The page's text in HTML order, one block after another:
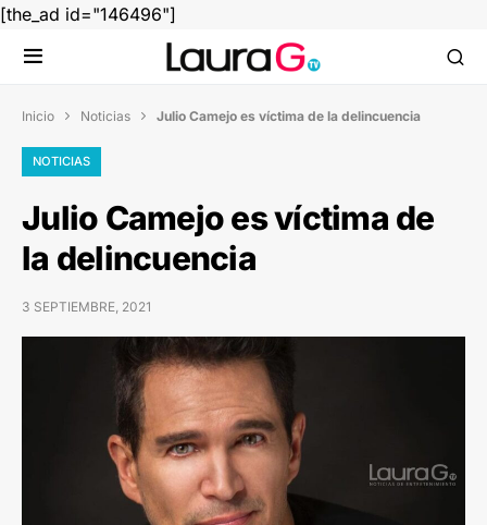
[the_ad id="146496"]
Inicio  Noticias  Julio Camejo es víctima de la delincuencia
NOTICIAS
Julio Camejo es víctima de
la delincuencia
3 SEPTIEMBRE, 2021